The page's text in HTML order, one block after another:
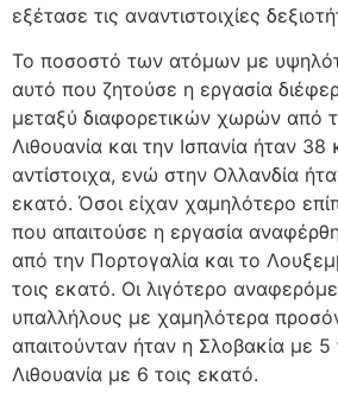
εξέτασε τις αναντιστοιχίες
Το ποσοστό των ατόμων με
αυτό που ζητούσε η εργασία
μεταξύ διαφορετικών χωρών από
Λιθουανία και την Ισπανία ήταν 38
αντίστοιχα, ενώ στην Ολλανδία
εκατό. Όσοι είχαν χαμηλότερο
που απαιτούσε η εργασία
από την Πορτογαλία και το
τοις εκατό. Οι λιγότερο
υπαλλήλους με χαμηλότερα
απαιτούνταν ήταν η Σλοβακία με 5
Λιθουανία με 6 τοις εκατό.